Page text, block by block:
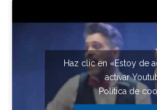
Haz clic en «Estoy de
activar
Política de